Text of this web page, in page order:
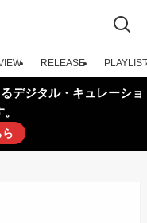
RELEASE PLAYLIST
デジタル・キュレーショ